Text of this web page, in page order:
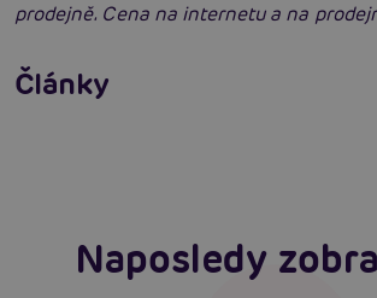
prodejně. Cena na internetu a na
Články
Erotická inteligence: Příručka
Číst více
Swingers party poprvé: Erotický ráj plný
extáze? Průvodce, který ti otevře
Naposledy